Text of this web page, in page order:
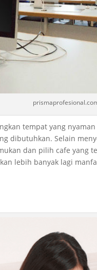
tempat yang
dibutuhkan. Selain
dan pilih cafe yang
lebih banyak lagi